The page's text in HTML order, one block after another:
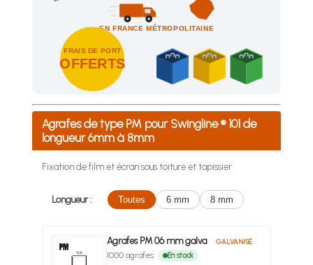
EN FRANCE MÉTROPOLITAINE
FRAIS DE PORT
OFFERTS
Achetez 4 sachets ou boîtes d'agrafes ou de pointes et
Agrafes de type PM pour Swingline ® 101 de
longueur 6mm à 8mm
Fixation de film et écran sous toiture et tapissier
Longueur : Toutes 6 mm 8 mm
Agrafes PM 06 mm galva GALVANISÉ
1000 agrafes En stock